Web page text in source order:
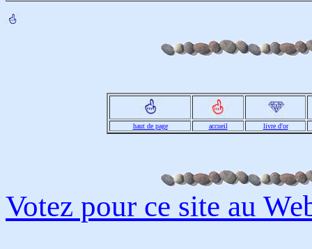
haut de page accueil livre d'or
Votez pour ce site au